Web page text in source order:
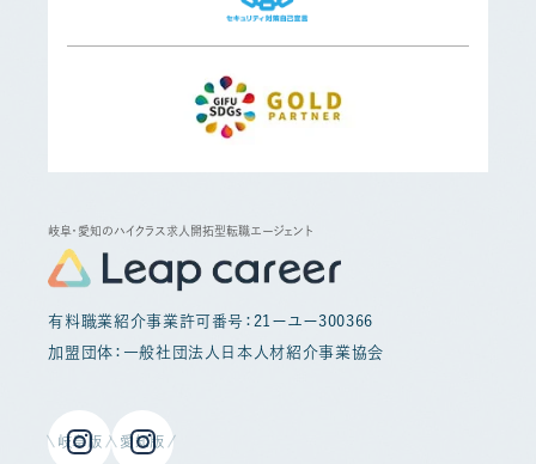
岐阜・愛知のハイクラス求人開拓型転職エージェント
有料職業紹介事業許可番号：21ーユー300366
加盟団体：一般社団法人日本人材紹介事業協会
岐阜版 愛知版